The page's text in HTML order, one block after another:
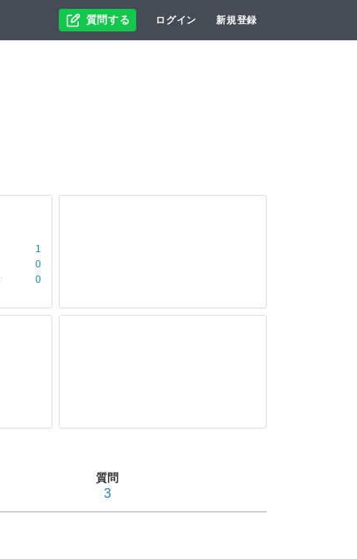
質問する ログイン 新規登録
1
0
0
質問
3